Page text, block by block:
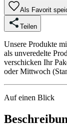
Als Favorit
Teilen
Unsere Produkte
als unveredelte
verschicken Ihr
oder Mittwoch
Auf einen Blick